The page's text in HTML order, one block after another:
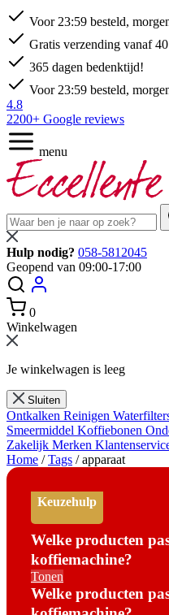
Voor 23:59 besteld,
Gratis verzending vanaf
365 dagen bedenktijd!
Voor 23:59 besteld,
4.8
2200+ Google reviews
menu
Hulp nodig? 058-5812045
Geopend van 09:00-17:00
0
Winkelwagen
Je winkelwagen is leeg
Sluiten
Ontkalken Reinigen
Smeermiddel Koffiebonen
Zakelijk Merken
Home /Tags /apparaat
Keuzehulp
Welke producten
koffiemachine?
Tonen
Welke producten